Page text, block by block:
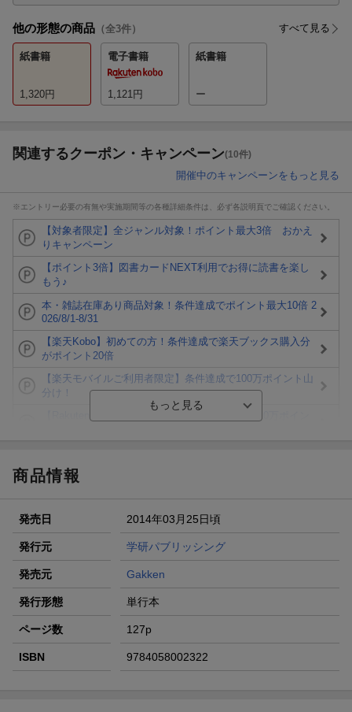
他の形態の商品 （全3件） すべて見る
紙書籍
1,320円
電子書籍
1,121 円
紙書籍
ー
関連するクーポン・キャンペーン(10件)
開催中のキャンペーンをもっと見る
※エントリー必要の有無や実施期間等の各種詳細条件は、必ず各説明頁でご確認ください。
【対象者限定】全ジャンル対象！ポイント最大3倍 おかえ
りキャンペーン
【ポイント3倍】図書カードNEXT利用でお得に読書を楽し
もう♪
本・雑誌在庫あり商品対象！条件達成でポイント最大10倍 2
026/8/1-8/31
【楽天Kobo】初めての方！条件達成で楽天ブックス購入分
がポイント20倍
【楽天モバイルご利用者限定】条件達成で100万ポイント山
分け！
が当たる！
楽天モバイル紹介キャンペーンの拡散で300円OFFクーポン
進呈
条件達成で楽天限定・宝塚歌劇 宙組貸切公演ペアチケット
が当たる
商品情報
発売日 2014年03月25日頃
発行元 学研パブリッシング
発売元 Gakken
発行形態 単行本
ページ数 127p
ISBN 9784058002322